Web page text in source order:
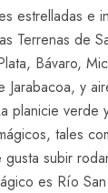
estrelladas e
Terrenas de
Bávaro,
y
planicie verde
tales
subir
es Río